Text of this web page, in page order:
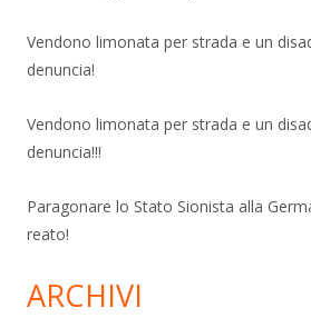
Vendono limonata per strada e un
denuncia!
Vendono limonata per strada e un
denuncia!!!
Paragonare lo Stato Sionista alla
reato!
ARCHIVI